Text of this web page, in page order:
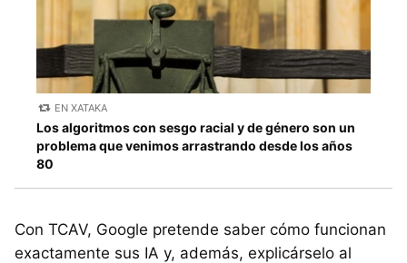
EN XATAKA
Los algoritmos con sesgo racial y de género son un
problema que venimos arrastrando desde los años
80
Con TCAV, Google pretende saber cómo funcionan
exactamente sus IA y, además, explicárselo al